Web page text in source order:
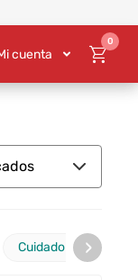
cuenta
0
Cuidado Bucal
›